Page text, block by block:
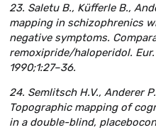
23. Saletu B., Küfferle B.,
mapping in schizophrenics
negative symptoms.
remoxipride/haloperidol.
1990;1:27–36.
24. Semlitsch H.V., Anderer
Topographic mapping of
in a double-blind,